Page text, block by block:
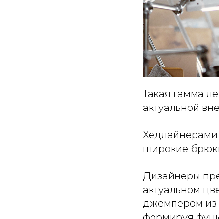
Такая гамма
актуальной
Хедлайнерами
широкие
Дизайнеры
актуальном
джемпером из